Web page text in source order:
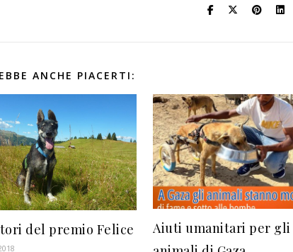
ANCHE PIACERTI:
del premio Felice
Aiuti umanitari per gli